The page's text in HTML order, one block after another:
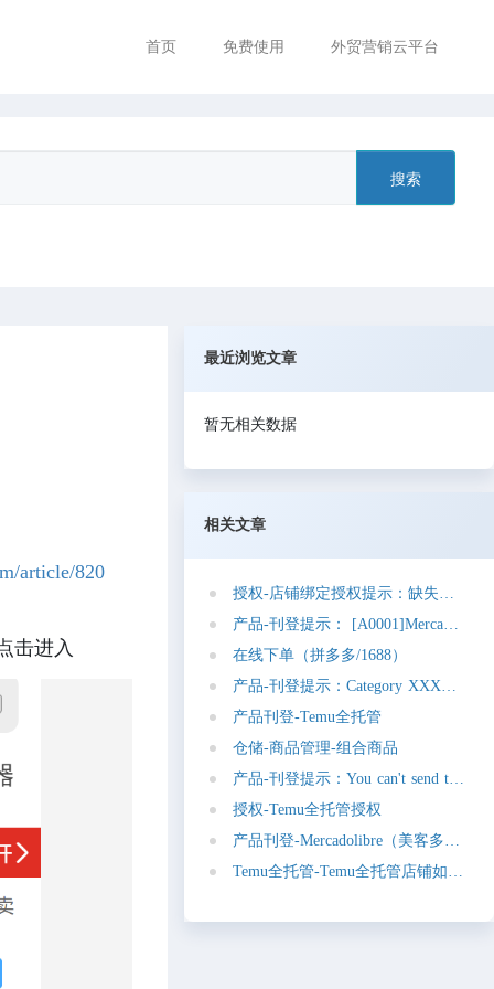
首页 免费使用 外贸营销云平台
搜索
article/820
击进入
最近浏览文章
暂无相关数据
相关文章
授权-店铺绑定授权提示： 缺失
产品-刊 登提示： [A0001]Mercad
在线下单（拼多多/1688）
产品-刊 登提示： Category XXX
产品刊 登-Temu全托管
仓储-商品管理-组合商品
产品-刊 登提示： You can't send th
授权-Temu全托管授权
产品刊 登-Mercadolibre（ 美客多
Temu全托管-Temu全托管 店铺如